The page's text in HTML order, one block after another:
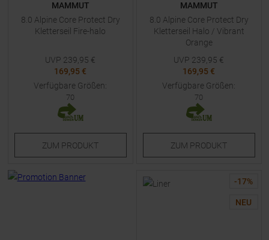
MAMMUT
8.0 Alpine Core Protect Dry
Kletterseil Fire-halo
UVP 239,95 €
169,95 €
Verfügbare Größen:
70
ZUM PRODUKT
MAMMUT
8.0 Alpine Core Protect Dry
Kletterseil Halo / Vibrant
Orange
UVP 239,95 €
169,95 €
Verfügbare Größen:
70
ZUM PRODUKT
-17%
NEU